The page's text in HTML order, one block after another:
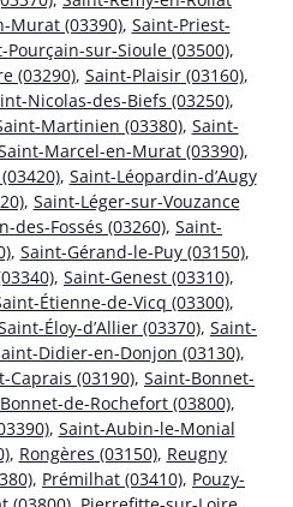
Murat (03390), Saint-Priest-
Pourçain-sur-Sioule (03500),
(03290), Saint-Plaisir (03160),
Nicolas-des-Biefs (03250),
Martinien (03380), Saint-
Marcel-en-Murat (03390),
, Saint-Léopardin-d’Augy
, Saint-Léger-sur-Vouzance
des-Fossés (03260), Saint-
, Saint-Gérand-le-Puy (03150),
, Saint-Genest (03310),
Étienne-de-Vicq (03300),
Éloy-d’Allier (03370), Saint-
Didier-en-Donjon (03130),
Caprais (03190), Saint-Bonnet-
de-Rochefort (03800),
, Saint-Aubin-le-Monial
, Rongères (03150), Reugny
, Prémilhat (03410), Pouzy-